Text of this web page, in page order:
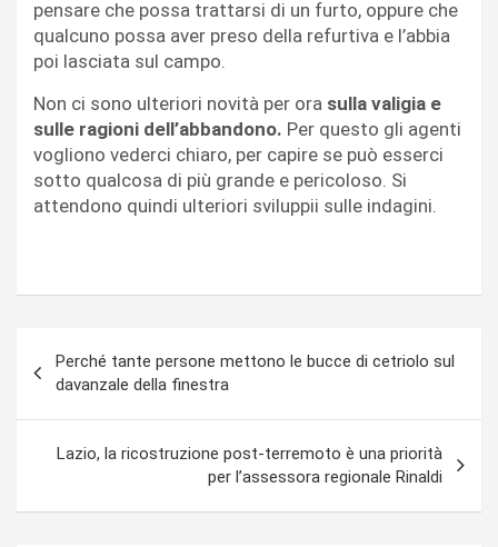
pensare che possa trattarsi di un furto, oppure che
qualcuno possa aver preso della refurtiva e l’abbia
poi lasciata sul campo.
Non ci sono ulteriori novità per ora sulla valigia e
sulle ragioni dell’abbandono. Per questo gli agenti
vogliono vederci chiaro, per capire se può esserci
sotto qualcosa di più grande e pericoloso. Si
attendono quindi ulteriori sviluppii sulle indagini.
articoli
Perché tante persone mettono le bucce di cetriolo sul
davanzale della finestra
Lazio, la ricostruzione post-terremoto è una priorità
per l’assessora regionale Rinaldi